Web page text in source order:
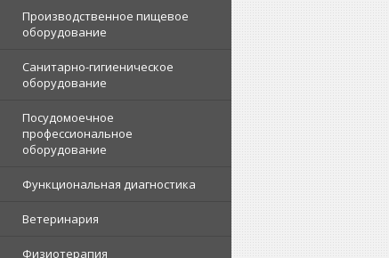
Производственное пищевое
оборудование
Санитарно-гигиеническое
оборудование
Посудомоечное
профессиональное
оборудование
Функциональная диагностика
Ветеринария
Физиотерапия